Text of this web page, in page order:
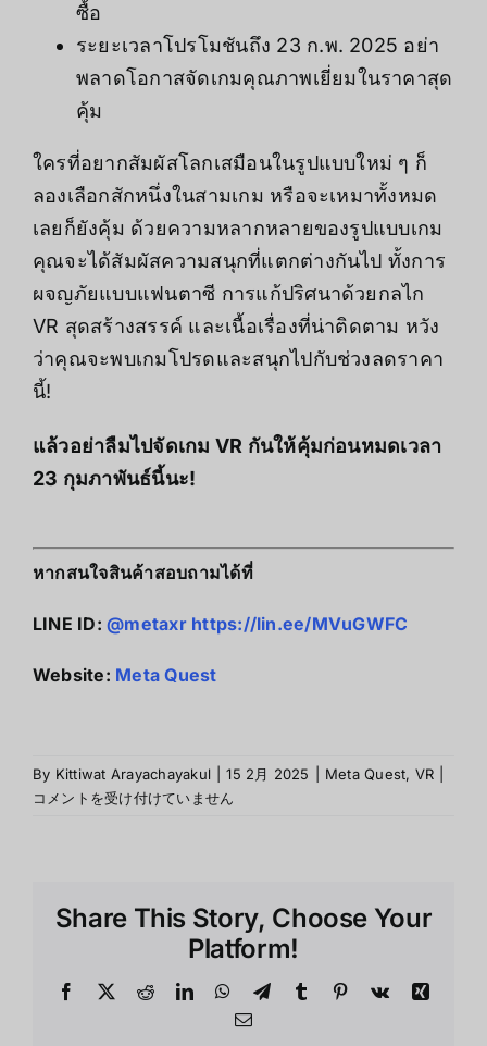
ซื้อ
ระยะเวลาโปรโมชันถึง 23 ก.พ. 2025 อย่า
พลาดโอกาสจัดเกมคุณภาพเยี่ยมในราคาสุด
คุ้ม
ใครที่อยากสัมผัสโลกเสมือนในรูปแบบใหม่ ๆ ก็
ลองเลือกสักหนึ่งในสามเกม หรือจะเหมาทั้งหมด
เลยก็ยังคุ้ม ด้วยความหลากหลายของรูปแบบเกม
คุณจะได้สัมผัสความสนุกที่แตกต่างกันไป ทั้งการ
ผจญภัยแบบแฟนตาซี การแก้ปริศนาด้วยกลไก
VR สุดสร้างสรรค์ และเนื้อเรื่องที่น่าติดตาม หวัง
ว่าคุณจะพบเกมโปรดและสนุกไปกับช่วงลดราคา
นี้!
แล้วอย่าลืมไปจัดเกม VR กันให้คุ้มก่อนหมดเวลา
23 กุมภาพันธ์นี้นะ!
หากสนใจสินค้าสอบถามได้ที่
LINE ID:@metaxr https://lin.ee/MVuGWFC
Website: Meta Quest
By Kittiwat Arayachayakul 15 2月 2025 Meta Quest, VR
コメントを受け付けていません
Share This Story, Choose Your
Platform!
Facebook
X RedditLinkedInWhatsApp
TelegramTumblr Pinterest
Vk
Xing
Email